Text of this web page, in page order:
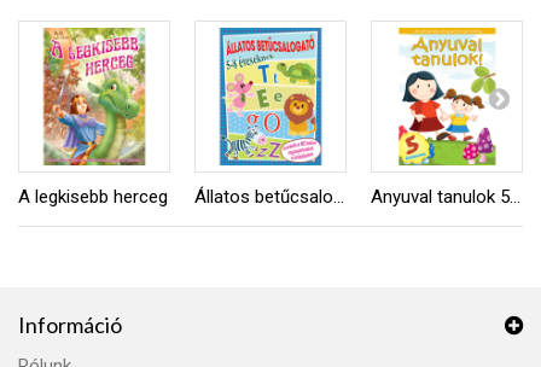
A legkisebb herceg Állatos betűcsalogató Anyuval tanulok 5 éveseknek
Információ